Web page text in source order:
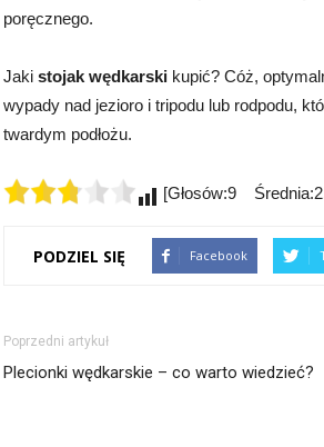
poręcznego.
Jaki stojak wędkarski kupić? Cóż,
wypady nad jezioro i tripodu lub rodpodu,
twardym podłożu.
[Głosów:9
PODZIEL SIĘ Facebook
Poprzedni artykuł
Plecionki wędkarskie – co warto wiedzieć?